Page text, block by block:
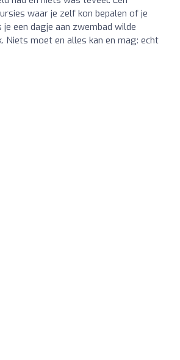
waar je zelf kon bepalen of je
je een dagje aan zwembad wilde
Niets moet en alles kan en mag: echt